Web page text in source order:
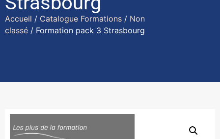
Accueil / Catalogue Formations / Non
classé / Formation pack 3 Strasbourg